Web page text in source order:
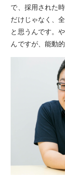
で、採用された
だけじゃなく、
と思うんです。
んですが、能動